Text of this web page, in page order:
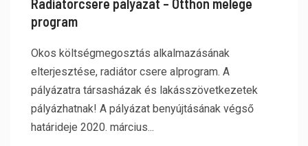
Radiátorcsere pályázat – Otthon melege
program
Okos költségmegosztás alkalmazásának
elterjesztése, radiátor csere alprogram. A
pályázatra társasházak és lakásszövetkezetek
pályázhatnak! A pályázat benyújtásának végső
határideje 2020. március...